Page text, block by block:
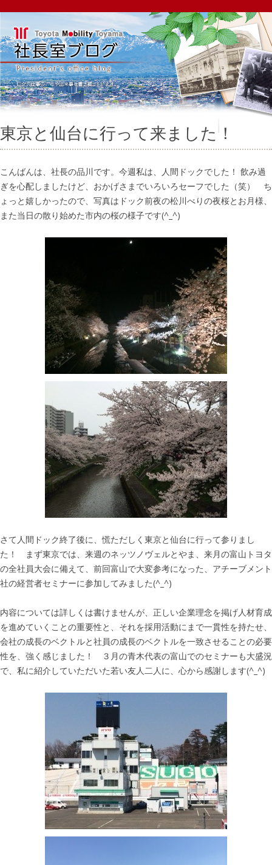
東京と仙台に行って来ました！
こんばんは、社長の品川です。今週私は、人間ドックでした！ 飲み過
ぎを心配しましたけど、おかげさまでいろいろセーフでした（笑） ち
ょっと嬉しかったので、写真はドック前夜の松川べりの夜桜とお月様、
また当日の散り始めた市内の桜の様子です(^_^)
さて人間ドック終了後に、慌ただしく東京と仙台に行って参りまし
た！ まず東京では、来週のネッツノヴェルとやま、来月の富山トヨタ
の全社員大会に備えて、前回富山で大変参考になった、アチーブメント
社の経営者セミナーに参加してみました(^_^)
内容については詳しくは書けませんが、正しい企業理念を掲げ人材育成
を進めていくことの重要性と、それを採用活動にまで一貫性を持たせ、
会社の成長のベクトルと社員の成長のベクトルを一致させることの必要
性を、強く感じました！ ３月の青木代表の富山でのセミナーも大盛況
で、私に紹介していただいた若い友人二人に、心から感謝します(^_^)